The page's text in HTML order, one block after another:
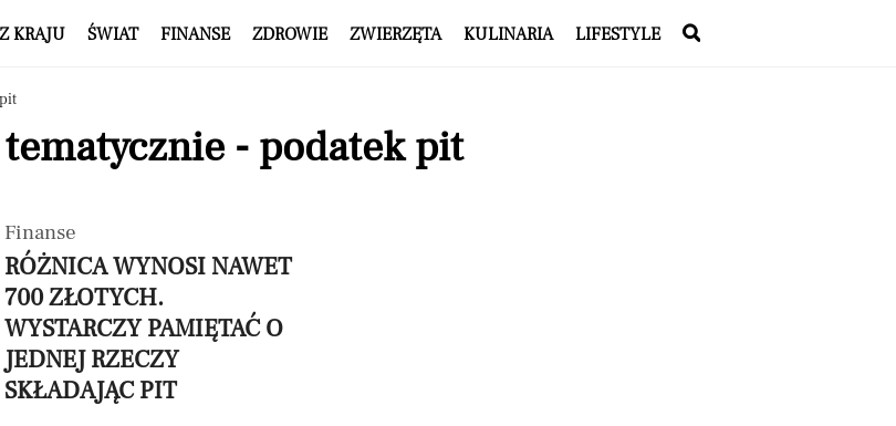
Z KRAJU ŚWIAT FINANSE ZDROWIE ZWIERZĘTA KULINARIA LIFESTYLE
- podatek pit
Finanse
RÓŻNICA WYNOSI NAWET
700 ZŁOTYCH.
WYSTARCZY PAMIĘTAĆ O
JEDNEJ RZECZY
SKŁADAJĄC PIT